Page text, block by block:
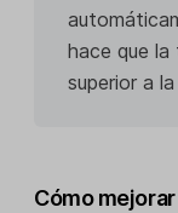
hace que
superior a
Cómo